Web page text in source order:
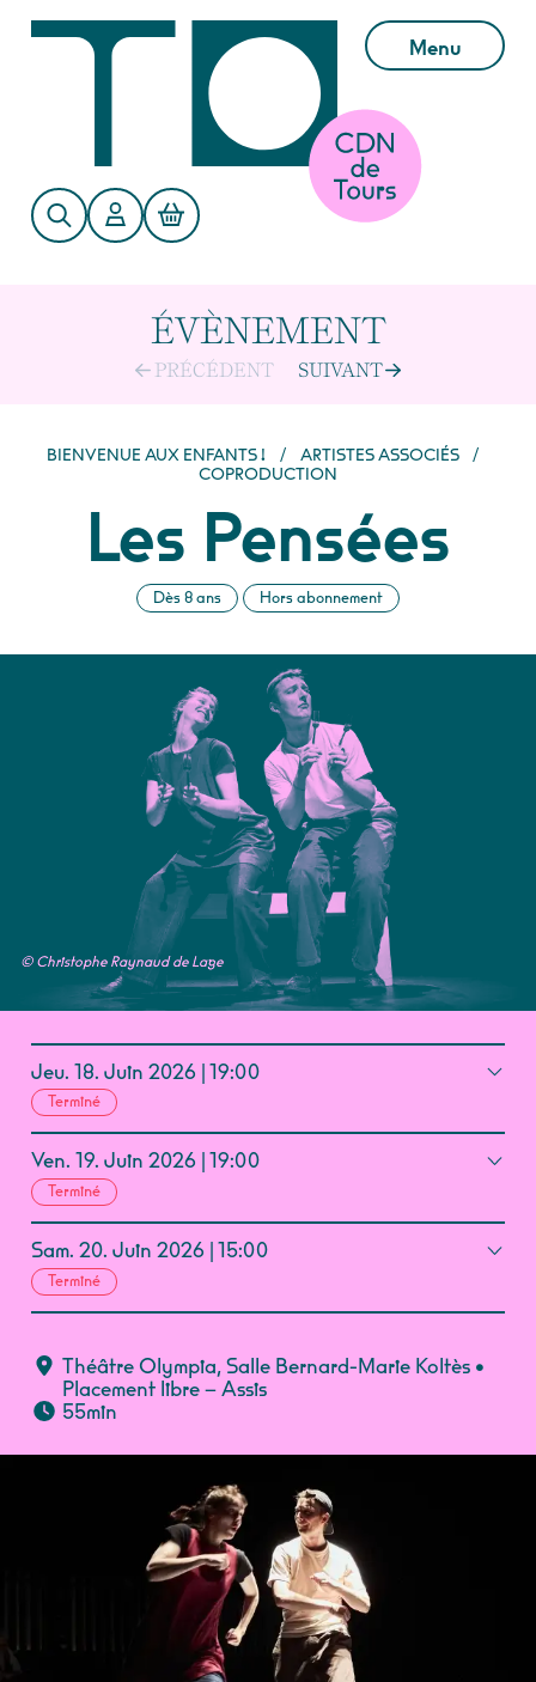
Menu
ÉVÈNEMENT
PRÉCÉDENT SUIVANT
BIENVENUE AUX ENFANTS ! / ARTISTES ASSOCIÉS
/
COPRODUCTION
Les Pensées
Dès 8 ans Hors abonnement
© Christophe Raynaud de Lage
Jeu. 18. Juin 2026 19:00
Terminé
Ven. 19. Juin 2026 19:00
Terminé
Sam. 20. Juin 2026 15:00
Terminé
Théâtre Olympia,Salle Bernard-Marie Koltès •
Placement libre – Assis
55min